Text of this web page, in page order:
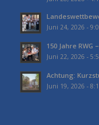
Juni 24, 2026 -
150 Jahre RWG
Juni 22, 2026 -
Achtung:
Juni 19, 2026 -